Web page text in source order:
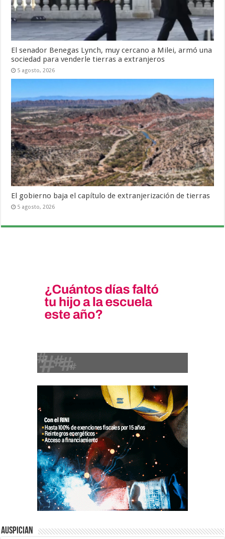
El senador Benegas Lynch, muy cercano a Milei, armó una
sociedad para venderle tierras a extranjeros
5 agosto, 2026
El gobierno baja el capítulo de extranjerización de tierras
5 agosto, 2026
Auspician